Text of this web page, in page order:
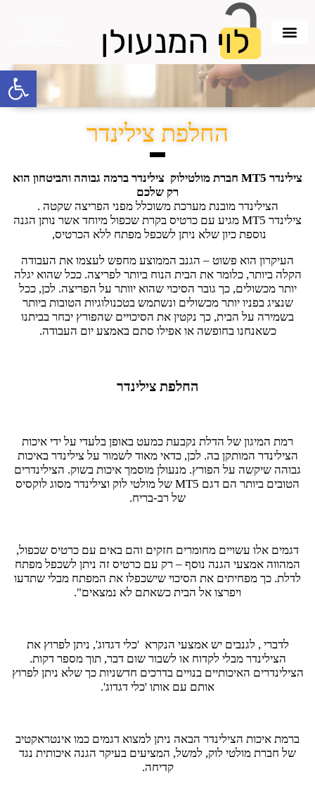
פתח
החלפת צילינדר
צילינדר MT5 חברת
מולטילוק צילינדר ברמה גבוהה והביטחון הוא
רק שלכם
הצילינדר מובנת מערכת משוכלל מפני הפריצה שקטה .
צילינדר MT5 מגיע עם כרטיס בקרת שכפול מיוחד אשר נותן הגנה
נוספת כיון שלא ניתן לשכפל מפתח ללא הכרטיס,
העיקרון הוא פשוט – הגנב הממוצע מחפש לעצמו את העבודה
הקלה ביותר, כלומר את הבית הנוח ביותר לפריצה. ככל שהוא יגלה
יותר מכשולים, כך גובר הסיכוי שהוא יוותר על הפריצה. לכן, ככל
שנציג בפניו יותר מכשולים ונשתמש בטכנולוגיות הטובות ביותר
בשמירה על הבית, כך נקטין את הסיכויים שהפורץ יבחר בביתנו
כשאנחנו בחופשה או אפילו סתם באמצע יום העבודה.
החלפת צילינדר
רמת המיגון של הדלת נקבעת כמעט באופן בלעדי על ידי איכות
הצילינדר המותקן בה. לכן, כדאי מאוד לשמור על צילינדר באיכות
גבוהה שיקשה על הפורץ. מנעולן מוסמך איכות בשוק. הצילינדרים
הטובים ביותר הם דגם MT5 של מולטי לוק וצילינדר מסוג לוקסיס
של רב-בריח.
דגמים אלו עשויים מחומרים חזקים והם באים עם כרטיס שכפול,
המהווה אמצעי הגנה נוסף – רק עם כרטיס זה ניתן לשכפל מפתח
לדלת. כך מפחיתים את הסיכוי שישכפלו את המפתח מבלי שתדעו
ויפרצו אל הבית כשאתם לא נמצאים".
לדברי , לגנבים יש אמצעי הנקרא 'כלי דגדוג', ניתן לפרוץ את
הצילינדר מבלי לקדוח או לשבור שום דבר, תוך מספר דקות.
הצילינדרים האיכותיים בנויים בדרכים חדשניות כך שלא ניתן לפרוץ
אותם עם אותו 'כלי דגדוג'.
ברמת איכות הצילינדר הבאה ניתן למצוא דגמים כמו אינטראקטיב
של חברת מולטי לוק, למשל, המציעים בעיקר הגנה איכותית נגד
קדיחה.